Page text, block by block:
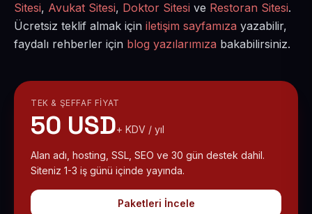
Sitesi, Avukat Sitesi, Doktor Sitesi ve Restoran Sitesi.
Ücretsiz teklif almak için iletişim sayfamıza yazabilir,
faydalı rehberler için blog yazılarımıza bakabilirsiniz.
TEK & ŞEFFAF FIYAT
50 USD+ KDV / yıl
Alan adı, hosting, SSL, SEO ve 30 gün destek dahil.
Siteniz 1-3 iş günü içinde yayında.
Paketleri İncele